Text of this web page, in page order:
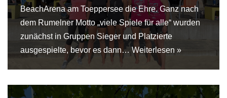
BeachArena am Toeppersee die Ehre. Ganz nach
dem Rumelner Motto „viele Spiele für alle“ wurden
zunächst in Gruppen Sieger und Platzierte
ausgespielte, bevor es dann…Weiterlesen »